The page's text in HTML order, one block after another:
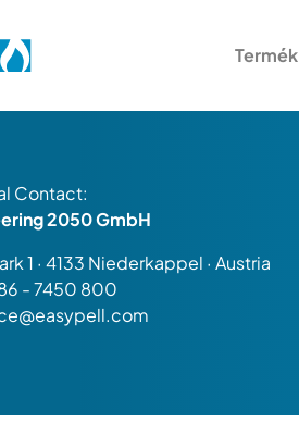
Termék
Contact:
2050 GmbH
1 · 4133 Niederkappel · Austria
- 7450 800